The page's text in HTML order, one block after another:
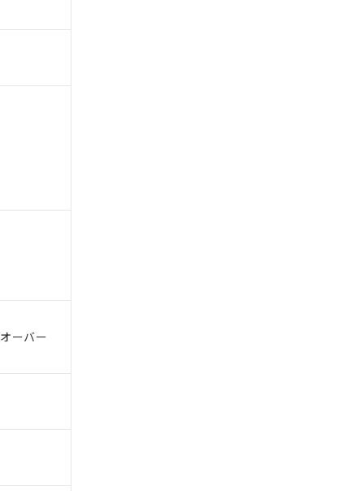
ーバー
了承ください。
き作成されるも
をご了承くださ
です。
ありません。
です。
ず変更すること
1000ppm以下、
下、フタル酸ジブチ
) : 1000ppm、
可)を取得する
要な手段を講じ